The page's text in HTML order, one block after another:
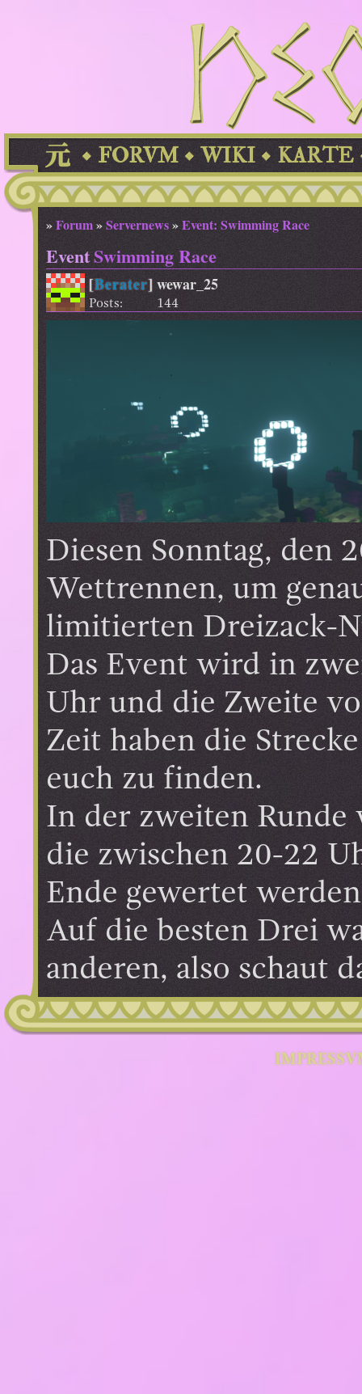
FORVM WIKI KARTE
»Forum»Servernews»Event: Swimming Race
EventSwimming Race
[Berater]wewar_25
Posts: 144
Diesen Sonntag, den
Wettrennen, um
limitierten Dreizack-
Das Event wird in
Uhr und die Zweite
Zeit haben die
euch zu finden.
In der zweiten Runde
die zwischen 20-22
Ende gewertet
Auf die besten Drei
anderen, also schaut